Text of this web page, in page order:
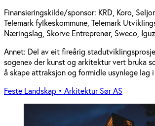
Finansieringskilde/sponsor: KRD, Koro,
Telemark fylkeskommune, Telemark
Næringslag, Skorve Entreprenør, Sweco,
Annet: Del av eit fireårig
sogene» der kunst og arkitektur vert bruka
å skape attraksjon og formidle usynlege lag
Feste Landskap • Arkitektur Sør AS